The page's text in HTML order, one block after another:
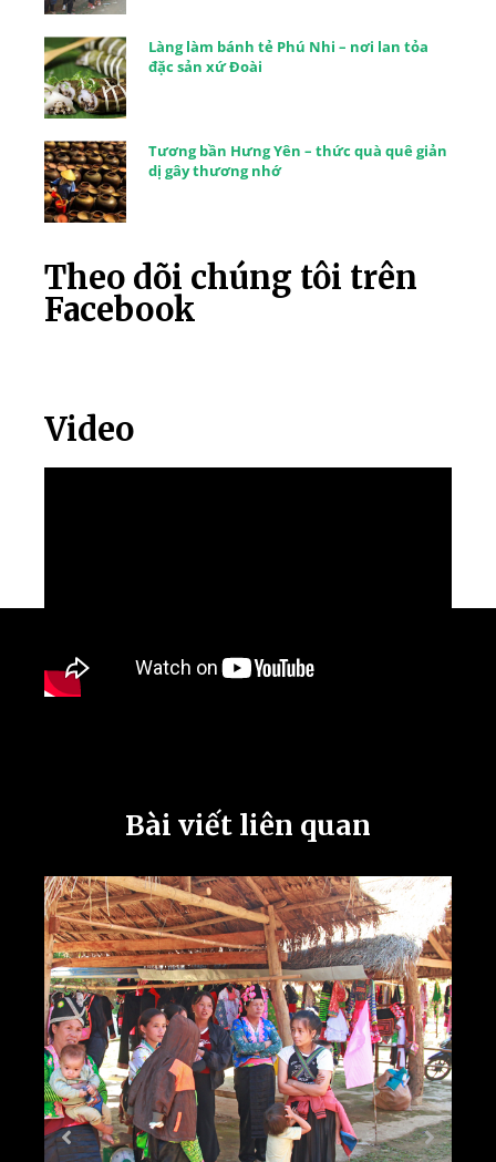
Làng làm bánh tẻ Phú Nhi – nơi lan tỏa
đặc sản xứ Đoài
Tương bần Hưng Yên – thức quà quê giản
dị gây thương nhớ
Theo dõi chúng tôi trên
Facebook
Video
Bài viết liên quan